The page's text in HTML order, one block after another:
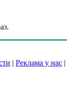
| Реклама у нас |